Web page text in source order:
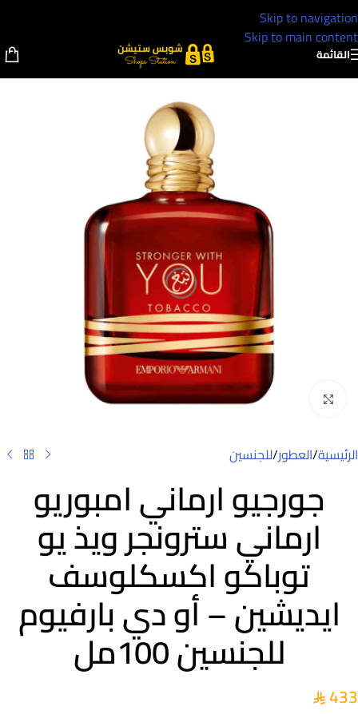
Skip to navigation
Skip to main content
القائمة
Click to enlarge
الرئيسية/العطور/للجنسين
جورجيو ارماني امبوريو
ارماني سترونجر ويذ يو
توباكو اكسكلوسف
ايديشين – أو دي بارفيوم
للجنسين 100مل
433